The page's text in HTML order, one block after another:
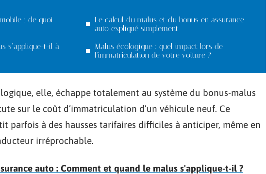
: de quoi
s’applique-t-il à
Le calcul du malus et du bonus en assurance
auto expliqué simplement
Malus écologique : quel impact lors de
l’immatriculation de votre voiture ?
elle, échappe totalement au système du bonus-malus
sur le coût d’immatriculation d’un véhicule neuf. Ce
parfois à des hausses tarifaires difficiles à anticiper, même en
irréprochable.
auto : Comment et quand le malus s'applique-t-il ?